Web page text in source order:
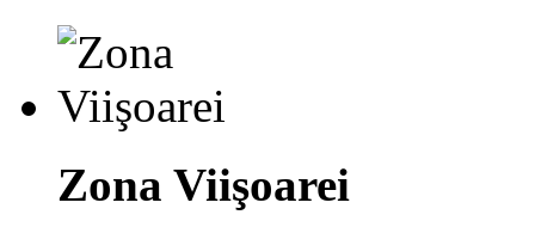
Zona Viişoarei